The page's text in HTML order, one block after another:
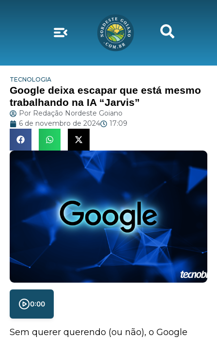
TECNOLOGIA
Google deixa escapar que está mesmo
trabalhando na IA “Jarvis”
Por Redação Nordeste Goiano
6 de novembro de 2024
17:09
0:00
Sem querer querendo (ou não), o Google